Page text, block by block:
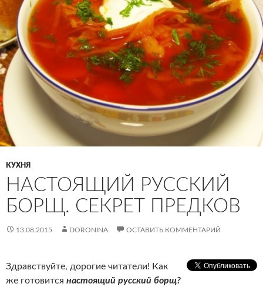
КУХНЯ
НАСТОЯЩИЙ РУССКИЙ
БОРЩ. СЕКРЕТ ПРЕДКОВ
13.08.2015 DORONINA ОСТАВИТЬ КОММЕНТАРИЙ
Здравствуйте, дорогие читатели! Как
же готовится настоящий русский борщ?